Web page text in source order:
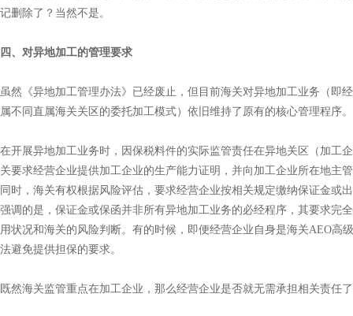
记删除了？当然不是。
四、对异地加工的管理要求
虽然《异地加工管理办法》已经废止，但目前海关对异地加工业务（即
属不同直属海关关区的委托加工模式）依旧维持了原有的核心管理程序。
在开展异地加工业务时，因保税料件的实际监管责任在异地关区（加工
关要求经营企业提供加工企业的生产能力证明，并向加工企业所在地主
同时，海关有权根据风险评估，要求经营企业按相关规定缴纳保证金或
强调的是，保证金或保函并非所有异地加工业务的必经程序，其要求完
用状况和海关的风险判断。有的时候，即便经营企业自身是海关AEO高
法避免提供担保的要求。
既然海关监管重点在加工企业，那么经营企业是否就无需承担相关责任